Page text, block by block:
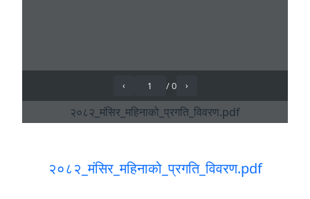
२०८२_मंसिर_महिनाको_प्रगति_विवरण.pdf